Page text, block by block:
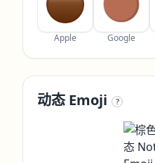
Apple Google
动态 Emoji ?